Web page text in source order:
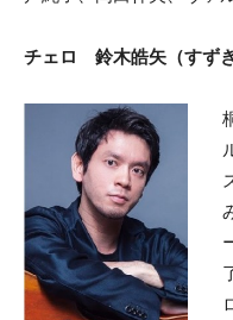
チェロ 鈴木皓矢（すず